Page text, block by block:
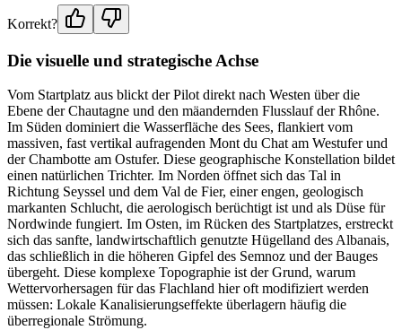
Korrekt?
Die visuelle und strategische Achse
Vom Startplatz aus blickt der Pilot direkt nach Westen über die
Ebene der Chautagne und den mäandernden Flusslauf der Rhône.
Im Süden dominiert die Wasserfläche des Sees, flankiert vom
massiven, fast vertikal aufragenden Mont du Chat am Westufer und
der Chambotte am Ostufer. Diese geographische Konstellation bildet
einen natürlichen Trichter. Im Norden öffnet sich das Tal in
Richtung Seyssel und dem Val de Fier, einer engen, geologisch
markanten Schlucht, die aerologisch berüchtigt ist und als Düse für
Nordwinde fungiert. Im Osten, im Rücken des Startplatzes, erstreckt
sich das sanfte, landwirtschaftlich genutzte Hügelland des Albanais,
das schließlich in die höheren Gipfel des Semnoz und der Bauges
übergeht. Diese komplexe Topographie ist der Grund, warum
Wettervorhersagen für das Flachland hier oft modifiziert werden
müssen: Lokale Kanalisierungseffekte überlagern häufig die
überregionale Strömung.